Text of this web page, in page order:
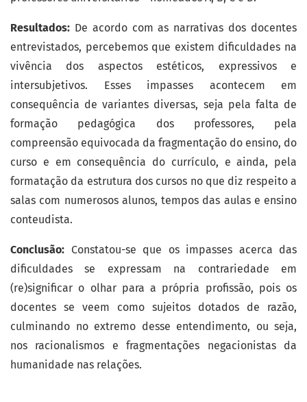
Resultados: De acordo com as narrativas dos docentes
entrevistados, percebemos que existem dificuldades na
vivência dos aspectos estéticos, expressivos e
intersubjetivos. Esses impasses acontecem em
consequência de variantes diversas, seja pela falta de
formação pedagógica dos professores, pela
compreensão equivocada da fragmentação do ensino, do
curso e em consequência do currículo, e ainda, pela
formatação da estrutura dos cursos no que diz respeito a
salas com numerosos alunos, tempos das aulas e ensino
conteudista.
Conclusão: Constatou-se que os impasses acerca das
dificuldades se expressam na contrariedade em
(re)significar o olhar para a própria profissão, pois os
docentes se veem como sujeitos dotados de razão,
culminando no extremo desse entendimento, ou seja,
nos racionalismos e fragmentações negacionistas da
humanidade nas relações.